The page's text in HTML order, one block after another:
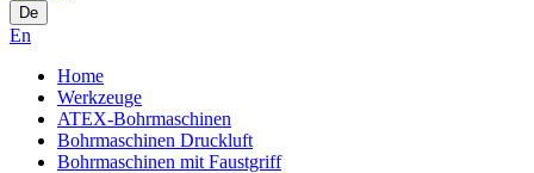
De
En
Home
Werkzeuge
ATEX-Bohrmaschinen
Bohrmaschinen Druckluft
Bohrmaschinen mit Faustgriff